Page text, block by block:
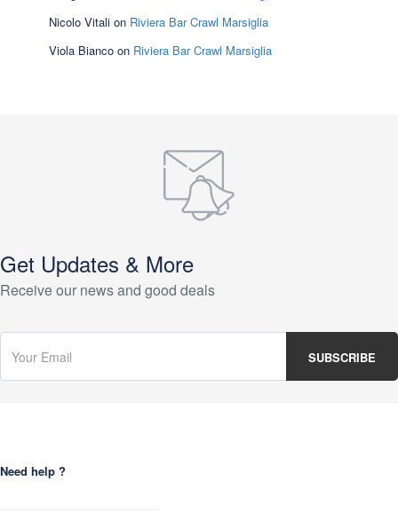
Nicolo Vitali on Riviera Bar Crawl Marsiglia
Viola Bianco on Riviera Bar Crawl Marsiglia
Get Updates & More
Receive our news and good deals
Need help ?